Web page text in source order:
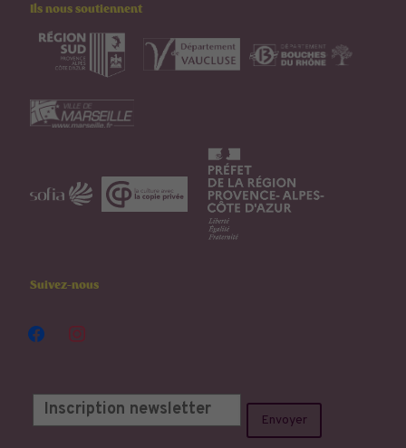
Ils nous soutiennent
Suivez-nous
facebookinstagram